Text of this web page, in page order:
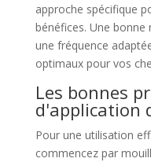
approche spécifique
bénéfices. Une
une fréquence
optimaux pour vos
Les bonnes
d'application
Pour une utilisation
commencez par